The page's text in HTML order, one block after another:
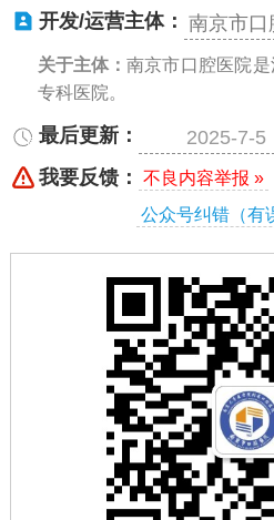
开发/运营主体： 南京市口
关于主体： 南京市口腔医院
专科医院。
最后更新：
2025-7-5
我要反馈：
不良内容举报 »
公众号纠错（有